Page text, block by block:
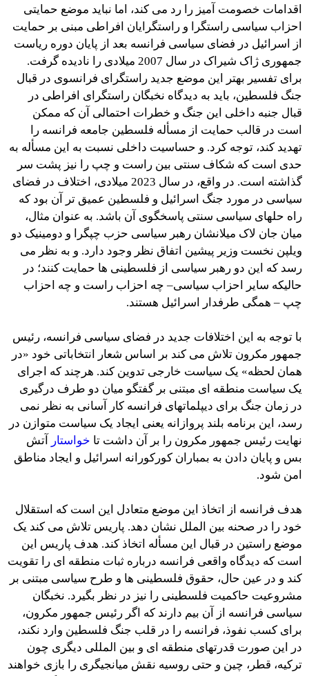
اقدامات خصومت آمیز را رد می کند، اما نباید موضع حمایتی
احزاب سیاسی راستگرا و راستگرایان افراطی مبنی بر حمایت
از اسرائیل در فضای سیاسی فرانسه بعد از پایان دوره ریاست
جمهوری ژاک شیراک در سال 2007 میلادی را نادیده گرفت.
برای تفسیر بهتر این موضع جدید راستگرای فرانسوی در قبال
جنگ فلسطین، باید به دیدگاه نخبگان راستگرای افراطی در
قبال جنبه داخلی این جنگ و خطرات احتمالی آن که ممکن
است در قالب حمایت از مسأله فلسطین جامعه فرانسه را
تهدید کند، توجه کرد. و حساسیت داخلی نسبت به این مسأله به
حدی است که شکاف سنتی بین راست و چپ را نیز پشت سر
گذاشته است. در واقع، در سال 2023 میلادی، اختلاف در فضای
سیاسی در مورد جنگ اسرائیل و فلسطین عمیق تر آن بود که
راه حلهای سیاسی سنتی پاسخگوی آن باشد. به عنوان مثال،
میان جان لاک میلانشان رهبر سیاسی حزب چپگرا و دومینیک دو
ویلپن نخست وزیر پیشین اتفاق نظر وجود دارد. و به نظر می
رسد که این دو رهبر سیاسی از فلسطینی ها حمایت کنند؛ در
حالیکه سایر احزاب سیاسی– چه احزاب راست و چه احزاب
چپ – همگی طرفدار اسرائیل هستند.
با توجه به این اختلافات جدید در فضای سیاسی فرانسه، رئیس
جمهور مکرون تلاش می کند بر اساس شعار انتخاباتی خود «در
همان لحظه» یک سیاست خارجی تدوین کند. هرچند که اجرای
یک سیاست منطقه ای مبتنی بر گفتگو میان دو طرف درگیری
در زمان جنگ برای دیپلماتهای فرانسه کار آسانی به نظر نمی
رسد، این برنامه بلند پروازانه یعنی ایجاد یک سیاست متوازن در
نهایت رئیس جمهور مکرون را بر آن داشت تا خواستار
آتش
بس و پایان دادن به بمباران کورکورانه اسرائیل و ایجاد مناطق
امن شود.
هدف فرانسه از اتخاذ این موضع متعادل این است که استقلال
خود را در صحنه بین الملل نشان دهد. پاریس تلاش می کند یک
موضع راستین در قبال این مسأله اتخاذ کند. هدف پاریس این
است که دیدگاه واقعی فرانسه درباره ثبات منطقه ای را تقویت
کند و در عین حال، حقوق فلسطینی ها و طرح سیاسی مبتنی بر
مشروعیت حاکمیت فلسطینی را نیز در نظر بگیرد. نخبگان
سیاسی فرانسه از آن بیم دارند که اگر رئیس جمهور مکرون،
برای کسب نفوذ، فرانسه را در قلب جنگ فلسطین وارد نکند،
در این صورت قدرتهای منطقه ای و بین المللی دیگری چون
ترکیه، قطر، چین و حتی روسیه نقش میانجیگری را بازی خواهند